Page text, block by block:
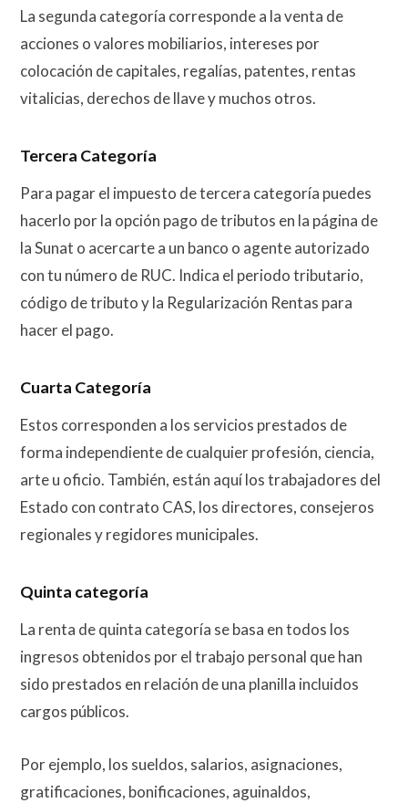
La segunda categoría corresponde a la venta de
acciones o valores mobiliarios, intereses por
colocación de capitales, regalías, patentes, rentas
vitalicias, derechos de llave y muchos otros.
Tercera Categoría
Para pagar el impuesto de tercera categoría puedes
hacerlo por la opción pago de tributos en la página de
la Sunat o acercarte a un banco o agente autorizado
con tu número de RUC. Indica el periodo tributario,
código de tributo y la Regularización Rentas para
hacer el pago.
Cuarta Categoría
Estos corresponden a los servicios prestados de
forma independiente de cualquier profesión, ciencia,
arte u oficio. También, están aquí los trabajadores del
Estado con contrato CAS, los directores, consejeros
regionales y regidores municipales.
Quinta categoría
La renta de quinta categoría se basa en todos los
ingresos obtenidos por el trabajo personal que han
sido prestados en relación de una planilla incluidos
cargos públicos.
Por ejemplo, los sueldos, salarios, asignaciones,
gratificaciones, bonificaciones, aguinaldos,